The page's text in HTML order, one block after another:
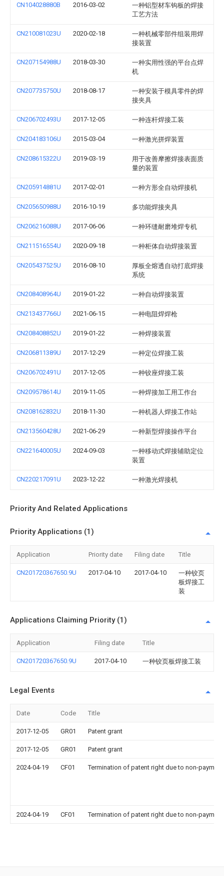
CN104028880B 2016-03-02
一种铝型材车钩板的焊接
工艺方法
CN210081023U 2020-02-18
一种机械零部件组装用焊
接装置
CN207154988U 2018-03-30
一种实用性强的平台点焊
机
CN207735750U 2018-08-17
一种安装于模具零件的焊
接夹具
CN206702493U 2017-12-05 一种连杆焊接工装
CN204183106U 2015-03-04 一种激光拼焊装置
CN208615322U 2019-03-19
用于改善摩擦焊接表面质
量的装置
CN205914881U 2017-02-01 一种方形全自动焊接机
CN205650988U 2016-10-19 多功能焊接夹具
CN206216088U 2017-06-06 一种环缝耐磨堆焊专机
CN211516554U 2020-09-18 一种柜体自动焊接装置
CN205437525U 2016-08-10
厚板全熔透自动打底焊接
系统
CN208408964U 2019-01-22 一种自动焊接装置
CN213437766U 2021-06-15 一种电阻焊焊枪
CN208408852U 2019-01-22 一种焊接装置
CN206811389U 2017-12-29 一种定位焊接工装
CN206702491U 2017-12-05 一种铰座焊接工装
CN209578614U 2019-11-05 一种焊接加工用工作台
CN208162832U 2018-11-30 一种机器人焊接工作站
CN213560428U 2021-06-29 一种新型焊接操作平台
CN221640005U 2024-09-03
一种移动式焊接辅助定位
装置
CN220217091U 2023-12-22 一种激光焊接机
Priority And Related Applications
Priority Applications (1)
Application Priority date Filing date Title
CN201720367650.9U 2017-04-10 2017-04-10
一种铰页
板焊接工
装
Applications Claiming Priority (1)
Application Filing date Title
CN201720367650.9U 2017-04-10 一种铰页板焊接工装
Legal Events
Date Code Title
2017-12-05 GR01 Patent grant
2017-12-05 GR01 Patent grant
2024-04-19 CF01 Termination of patent right due to non-
2024-04-19 CF01 Termination of patent right due to non-